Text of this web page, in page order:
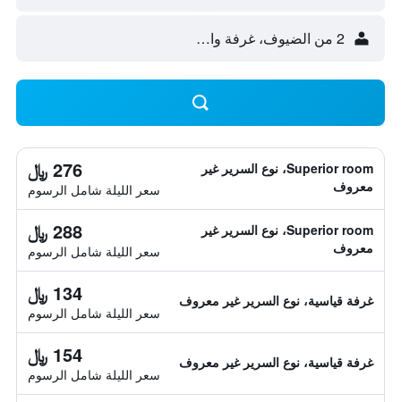
2 من الضيوف، غرفة واحدة
Superior room، نوع السرير غير
معروف
276 ﷼
سعر الليلة شامل الرسوم
Superior room، نوع السرير غير
معروف
288 ﷼
سعر الليلة شامل الرسوم
غرفة قياسية، نوع السرير غير معروف 134 ﷼
سعر الليلة شامل الرسوم
غرفة قياسية، نوع السرير غير معروف 154 ﷼
سعر الليلة شامل الرسوم